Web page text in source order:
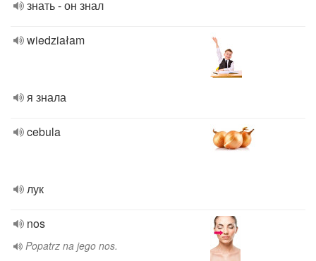
знать - он знал
wiedziałam
я знала
cebula
лук
nos
Popatrz na jego nos.